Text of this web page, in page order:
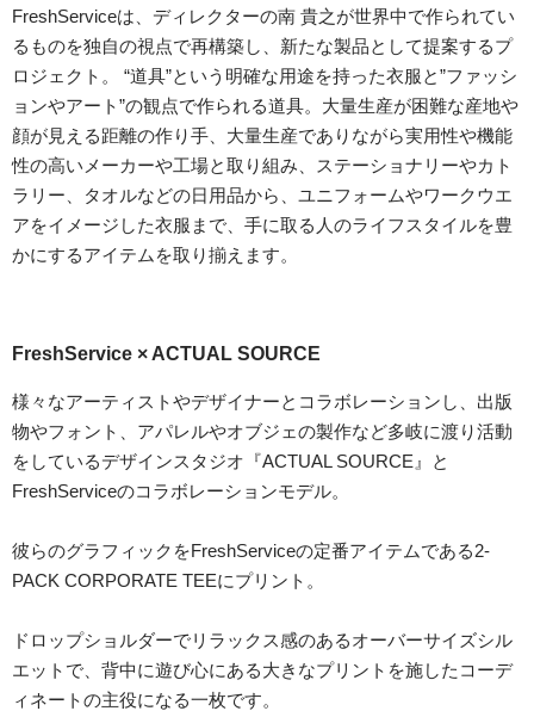
FreshServiceは、ディレクターの南 貴之が世界中で作られてい
るものを独自の視点で再構築し、新たな製品として提案するプ
ロジェクト。 “道具”という明確な用途を持った衣服と”ファッシ
ョンやアート”の観点で作られる道具。大量生産が困難な産地や
顔が見える距離の作り手、大量生産でありながら実用性や機能
性の高いメーカーや工場と取り組み、ステーショナリーやカト
ラリー、タオルなどの日用品から、ユニフォームやワークウエ
アをイメージした衣服まで、手に取る人のライフスタイルを豊
かにするアイテムを取り揃えます。
FreshService × ACTUAL SOURCE
様々なアーティストやデザイナーとコラボレーションし、出版
物やフォント、アパレルやオブジェの製作など多岐に渡り活動
をしているデザインスタジオ『ACTUAL SOURCE』と
FreshServiceのコラボレーションモデル。
彼らのグラフィックをFreshServiceの定番アイテムである2-
PACK CORPORATE TEEにプリント。
ドロップショルダーでリラックス感のあるオーバーサイズシル
エットで、背中に遊び心にある大きなプリントを施したコーデ
ィネートの主役になる一枚です。